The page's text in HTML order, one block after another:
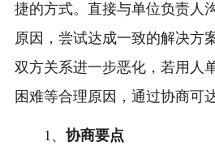
捷的方式。直接与单位负责人
原因，尝试达成一致的解决方
双方关系进一步恶化，若用人
困难等合理原因，通过协商可
1、 协商要点